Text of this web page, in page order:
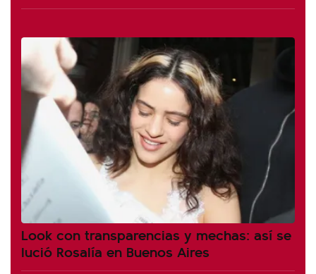
Look con transparencias y mechas: así se
lució Rosalía en Buenos Aires